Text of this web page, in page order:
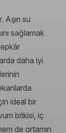
su
sağlamak
daha iyi
ideal bir
bitkisi, iç
de ortamın